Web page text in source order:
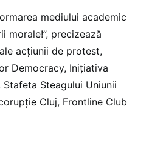
mediului academic
morale!”, precizează
acțiunii de protest,
Democracy, Inițiativa
Stafeta Steagului Uniunii
Cluj, Frontline Club